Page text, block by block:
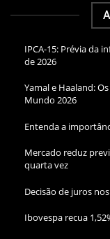
IPCA-15: Prévia da
de 2026
Yamal e Haaland:
Mundo 2026
Entenda a
Mercado reduz
quarta vez
Decisão de juros
Ibovespa recua